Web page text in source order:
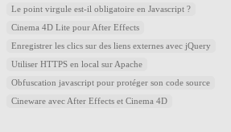
Le point virgule est-il obligatoire en Javascript ?
Cinema 4D Lite pour After Effects
Enregistrer les clics sur des liens externes avec jQuery
Utiliser HTTPS en local sur Apache
Obfuscation javascript pour protéger son code source
Cineware avec After Effects et Cinema 4D